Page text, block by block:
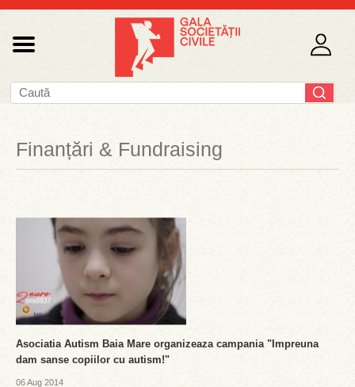
Finanțări & Fundraising
Asociatia Autism Baia Mare organizeaza campania "Impreuna
dam sanse copiilor cu autism!"
06 Aug 2014